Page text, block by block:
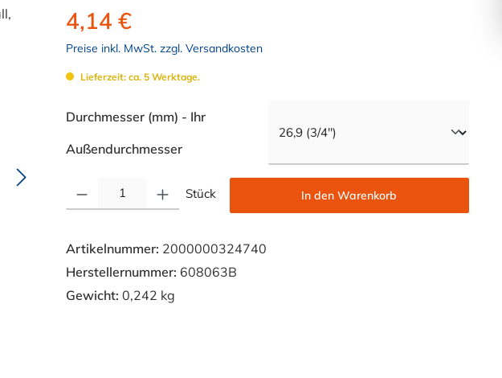
4,14 €
Preise inkl. MwSt. zzgl. Versandkosten
Lieferzeit: ca. 5 Werktage.
Durchmesser (mm) - Ihr
Außendurchmesserauswählen
Stück In den Warenkorb
Artikelnummer: 2000000324740
Herstellernummer: 608063B
Gewicht: 0,242 kg